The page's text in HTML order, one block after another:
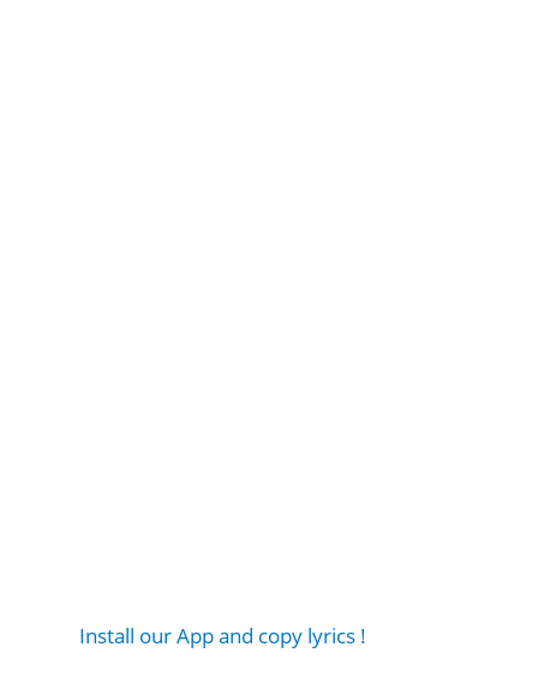
Install our App and copy lyrics !